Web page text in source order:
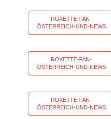
ROXETTE-FAN-
ÖSTERREICH-UND-NEWS
ROXETTE-FAN-
ÖSTERREICH-UND-NEWS
ROXETTE-FAN-
ÖSTERREICH-UND-NEWS